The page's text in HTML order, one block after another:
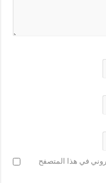
في هذا المتصفح